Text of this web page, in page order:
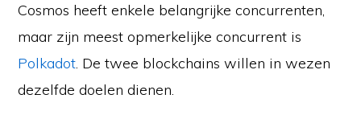
Cosmos heeft enkele belangrijke concurrenten,
maar zijn meest opmerkelijke concurrent is
Polkadot. De twee blockchains willen in wezen
dezelfde doelen dienen.